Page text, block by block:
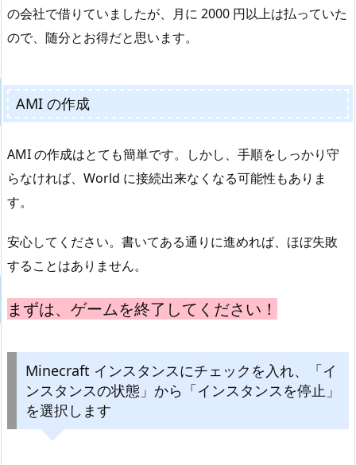
の会社で借りていましたが、月に 2000 円以上は払っていた
ので、随分とお得だと思います。
AMI の作成
AMI の作成はとても簡単です。しかし、手順をしっかり守
らなければ、World に接続出来なくなる可能性もありま
す。
安心してください。書いてある通りに進めれば、ほぼ失敗
することはありません。
まずは、ゲームを終了してください！
Minecraft インスタンスにチェックを入れ、「イ
ンスタンスの状態」から「インスタンスを停止」
を選択します